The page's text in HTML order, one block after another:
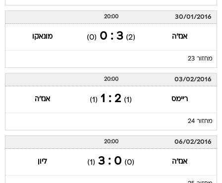
30/01/2016
20:00
אנז'ה (2)
3 : 0
(0) מונאקו
מחזור 23
03/02/2016
20:00
ריימס (1)
2 : 1
(1) אנז'ה
מחזור 24
06/02/2016
20:00
אנז'ה (0)
0 : 3
(1) ליון